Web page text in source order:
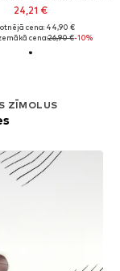
24,21 €
cena: 44,90 €
cena:26,90 €-10%
ZĪMOLUS